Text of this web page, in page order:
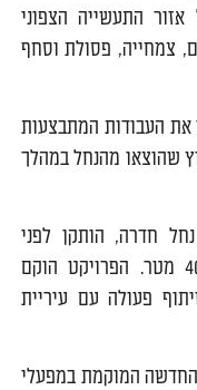
התעשייה הצפוני
צמחייה, פסולת וסחף
את העבודות המתבצעות
שהוצאו מהנחל במהלך
חדרה, הותקן לפני
כחודש גשר להולכי רגל שאורכו כ-40 מטר. הפרויקט הוקם
פעולה עם עיריית
המוקמת במפעלי